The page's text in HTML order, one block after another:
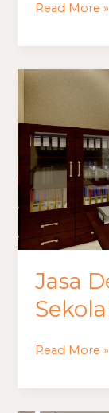
Read More »
Jasa
Kantor
Kepala
Sekolah
Read More »